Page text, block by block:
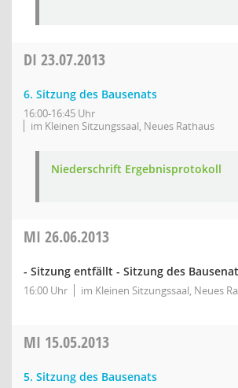
DI 23.07.2013
6. Sitzung des Bausenats
16:00-16:45 Uhr
im Kleinen Sitzungssaal, Neues Rathaus
Niederschrift Ergebnisprotokoll
MI 26.06.2013
- Sitzung entfällt - Sitzung des
16:00 Uhr im Kleinen Sitzungssaal, Neues
MI 15.05.2013
5. Sitzung des Bausenats